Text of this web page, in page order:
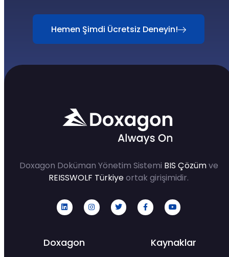
Hemen Şimdi Ücretsiz Deneyin!
Doxagon Doküman Yönetim Sistemi BIS Çözümve
REISSWOLF Türkiyeortak girişimidir.
Doxagon
Kaynaklar